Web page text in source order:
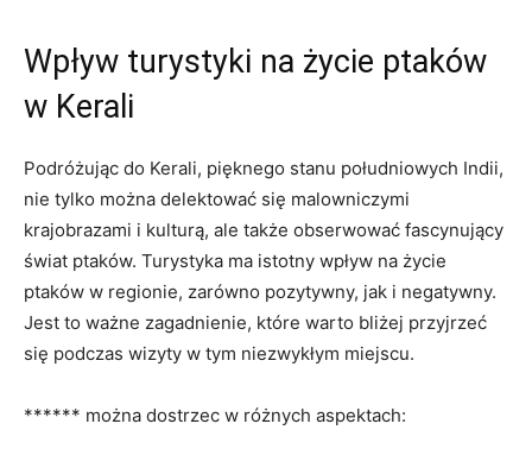
Wpływ turystyki na życie ptaków
w Kerali
Podróżując do Kerali, pięknego stanu południowych Indii,
nie tylko można delektować się malowniczymi
krajobrazami i kulturą, ale także obserwować fascynujący
świat ptaków. Turystyka ma istotny wpływ na życie
ptaków w regionie, zarówno pozytywny, jak i negatywny.
Jest to ważne zagadnienie, które warto bliżej przyjrzeć
się podczas wizyty w tym niezwykłym miejscu.
****** można dostrzec w różnych aspektach: